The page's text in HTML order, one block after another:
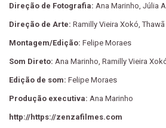
Direção de Fotografia: Ana Marinho, Júlia
Direção de Arte: Ramilly Vieira Xokó,
Montagem/Edição: Felipe Moraes
Som Direto: Ana Marinho, Ramilly Vieira
Edição de som: Felipe Moraes
Produção executiva: Ana Marinho
http://https://zenzafilmes.com